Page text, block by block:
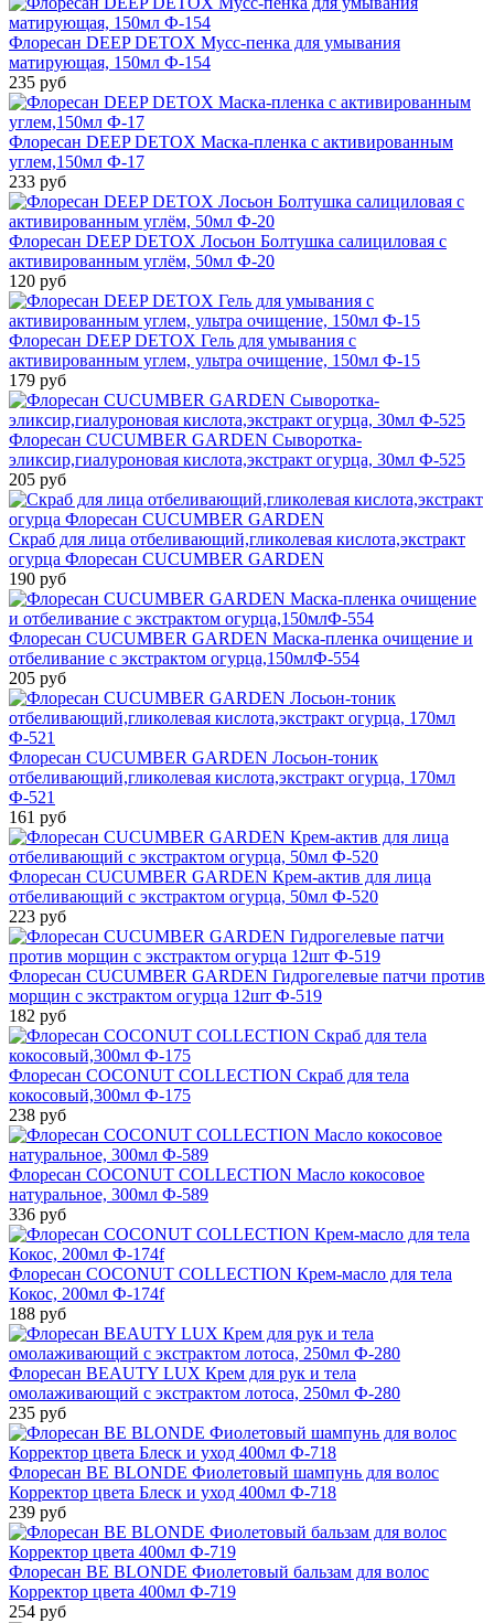
Флоресан DEEP DETOX Мусс-пенка для умывания
матирующая, 150мл Ф-154
235 руб
Флоресан DEEP DETOX Маска-пленка с активированным
углем,150мл Ф-17
233 руб
Флоресан DEEP DETOX Лосьон Болтушка салициловая с
активированным углём, 50мл Ф-20
120 руб
Флоресан DEEP DETOX Гель для умывания с
активированным углем, ультра очищение, 150мл Ф-15
179 руб
Флоресан CUCUMBER GARDEN Сыворотка-
эликсир,гиалуроновая кислота,экстракт огурца, 30мл Ф-525
205 руб
Скраб для лица отбеливающий,гликолевая кислота,экстракт
огурца Флоресан CUCUMBER GARDEN
190 руб
Флоресан CUCUMBER GARDEN Маска-пленка очищение и
отбеливание с экстрактом огурца,150млФ-554
205 руб
Флоресан CUCUMBER GARDEN Лосьон-тоник
отбеливающий,гликолевая кислота,экстракт огурца, 170мл
Ф-521
161 руб
Флоресан CUCUMBER GARDEN Крем-актив для лица
отбеливающий с экстрактом огурца, 50мл Ф-520
223 руб
Флоресан CUCUMBER GARDEN Гидрогелевые патчи против
морщин с экстрактом огурца 12шт Ф-519
182 руб
Флоресан COCONUT COLLECTION Скраб для тела
кокосовый,300мл Ф-175
238 руб
Флоресан COCONUT COLLECTION Масло кокосовое
натуральное, 300мл Ф-589
336 руб
Флоресан COCONUT COLLECTION Крем-масло для тела
Кокос, 200мл Ф-174f
188 руб
Флоресан BEAUTY LUX Крем для рук и тела
омолаживающий с экстрактом лотоса, 250мл Ф-280
235 руб
Флоресан BE BLONDE Фиолетовый шампунь для волос
Корректор цвета Блеск и уход 400мл Ф-718
239 руб
Флоресан BE BLONDE Фиолетовый бальзам для волос
Корректор цвета 400мл Ф-719
254 руб